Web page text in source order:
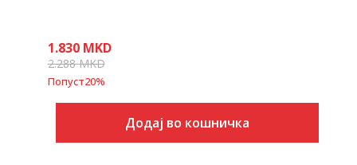
1.830 MKD
2.288MKD
Попуст20%
Додај во кошничка